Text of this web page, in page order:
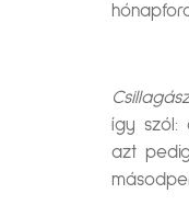
így szól:
azt